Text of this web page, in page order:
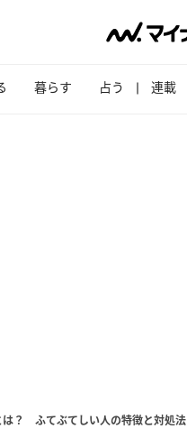
暮らす 占う 連載
は？ ふてぶてしい人の特徴と対処法